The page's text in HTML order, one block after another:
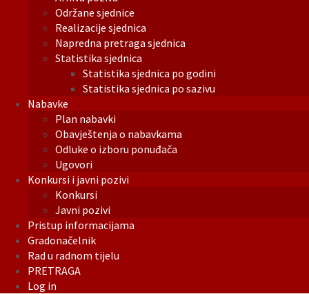
Održane sjednice
Realizacije sjednica
Napredna pretraga sjednica
Statistika sjednica
Statistika sjednica po godini
Statistika sjednica po sazivu
Nabavke
Plan nabavki
Obavještenja o nabavkama
Odluke o izboru ponuđača
Ugovori
Konkursi i javni pozivi
Konkursi
Javni pozivi
Pristup informacijama
Gradonačelnik
Rad u radnom tijelu
PRETRAGA
Log in